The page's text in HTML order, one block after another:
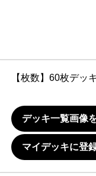
【枚数】60枚デッキ
デッキ一覧画像
マイデッキに登